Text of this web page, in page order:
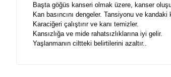
Başta göğüs kanseri olmak üzere, kanser
Kan basıncını dengeler. Tansiyonu ve kandaki
Karaciğeri çalıştırır ve kanı temizler.
Kansızlığa ve mide rahatsızlıklarına iyi gelir.
Yaşlanmanın ciltteki belirtilerini azaltır..